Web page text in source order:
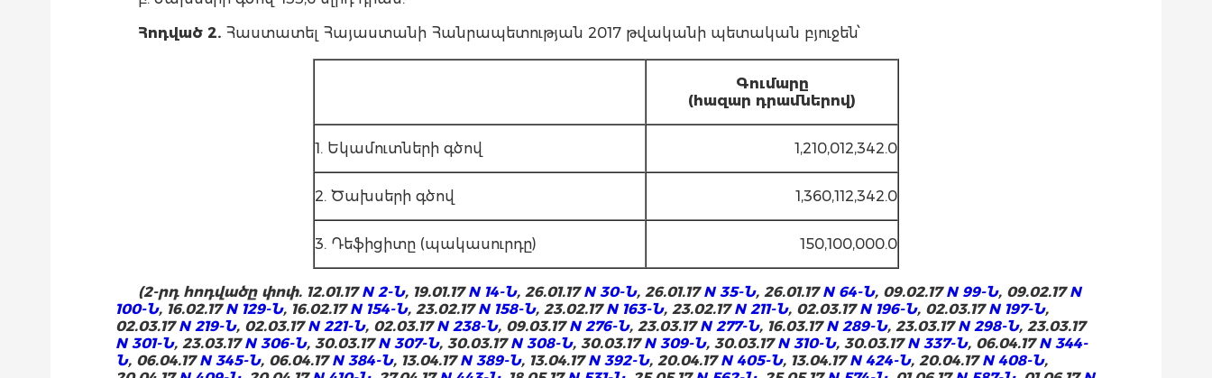
Հոդված 2. Հաստատել Հայաստանի Հանրապետության 2017 թվականի պետական բյուջեն՝
Գումարը
(հազար դրամներով)
1. Եկամուտների գծով 1,210,012,342.0
2. Ծախսերի գծով 1,360,112,342.0
3. Դեֆիցիտը (պակասուրդը) 150,100,000.0
(2-րդ հոդվածը փոփ. 12.01.17N 2-Ն, 19.01.17N 14-Ն, 26.01.17N 30-Ն, 26.01.17N 35-Ն, 26.01.17N 64-Ն, 09.02.17N 99-Ն, 09.02.17N
100-Ն, 16.02.17N 129-Ն, 16.02.17N 154-Ն, 23.02.17N 158-Ն, 23.02.17N 163-Ն, 23.02.17N 211-Ն, 02.03.17N 196-Ն, 02.03.17N 197-Ն,
02.03.17N 219-Ն, 02.03.17N 221-Ն, 02.03.17N 238-Ն, 09.03.17N 276-Ն, 23.03.17N 277-Ն, 16.03.17N 289-Ն, 23.03.17N 298-Ն, 23.03.17
N 301-Ն, 23.03.17N 306-Ն, 30.03.17N 307-Ն, 30.03.17N 308-Ն, 30.03.17N 309-Ն, 30.03.17N 310-Ն, 30.03.17N 337-Ն, 06.04.17N 344-
Ն, 06.04.17N 345-Ն, 06.04.17N 384-Ն, 13.04.17N 389-Ն, 13.04.17N 392-Ն, 20.04.17N 405-Ն, 13.04.17N 424-Ն, 20.04.17N 408-Ն,